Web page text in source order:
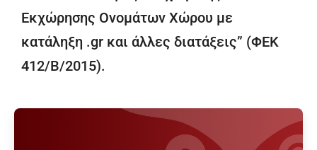
Εκχώρησης Ονομάτων Χώρου με
κατάληξη .gr και άλλες διατάξεις” (ΦΕΚ
412/Β/2015).